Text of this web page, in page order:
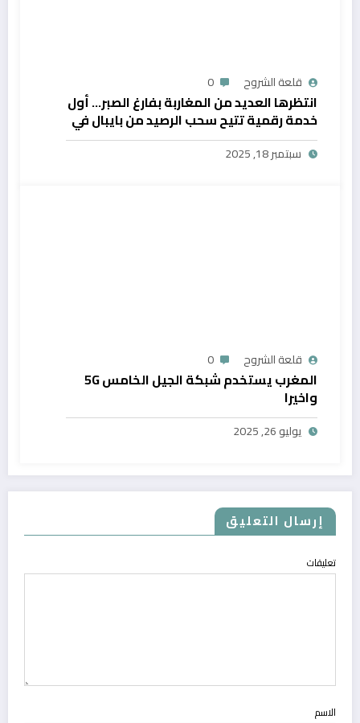
قلعة الشروح 0
انتظرها العديد من المغاربة بفارغ الصبر… أول
خدمة رقمية تتيح سحب الرصيد من بايبال في
المغرب
سبتمبر 18, 2025
قلعة الشروح 0
المغرب يستخدم شبكة الجيل الخامس 5G
واخيرا
يوليو 26, 2025
إرسال التعليق
تعليقات
الاسم